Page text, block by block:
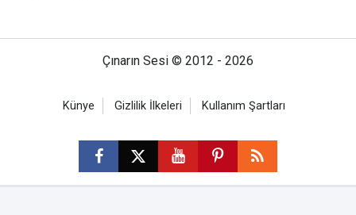
Çınarın Sesi © 2012 - 2026
Künye Gizlilik İlkeleri Kullanım Şartları